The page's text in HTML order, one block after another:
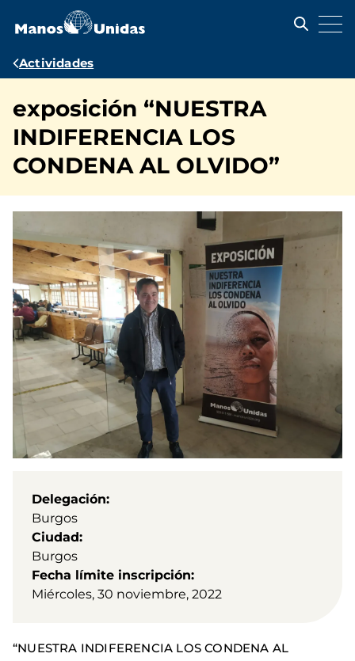
contenido
Ruta
navegación
Actividades
exposición “NUESTRA
INDIFERENCIA LOS
CONDENA AL OLVIDO”
Delegación
Burgos
Ciudad
Burgos
Fecha límite inscripción
Miércoles, 30 noviembre, 2022
“NUESTRA INDIFERENCIA LOS CONDENA AL